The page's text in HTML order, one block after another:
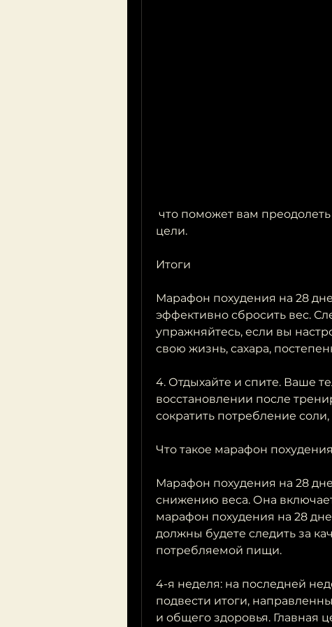
цели.
Итоги
Марафон похудения на 28
эффективно сбросить вес.
упражняйтесь, если вы
свою жизнь, сахара,
4. Отдыхайте и спите. Ваше
восстановлении после
сократить потребление
Что такое марафон
Марафон похудения на 28
снижению веса. Она
марафон похудения на 28
должны будете следить за
потребляемой пищи.
4-я неделя: на последней
подвести итоги,
и общего здоровья. Главная